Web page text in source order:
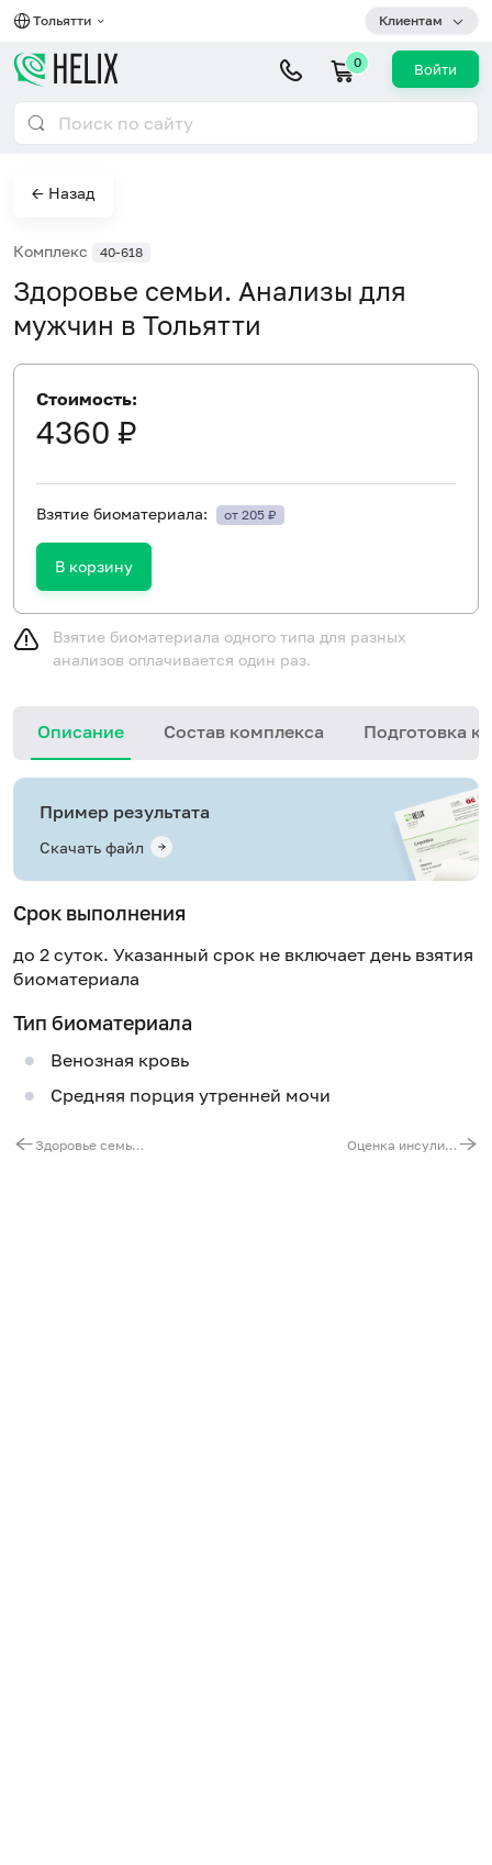
Тольятти Клиентам
0 Войти
← Назад
Комплекс 40-618
Здоровье семьи. Анализы для
мужчин в Тольятти
Стоимость:
4360 ₽
Взятие биоматериала: от 205 ₽
В корзину
Взятие биоматериала одного типа для разных
анализов оплачивается один раз.
Описание Состав комплекса Подготовка к
Пример результата
Скачать файл
Срок выполнения
до 2 суток. Указанный срок не включает день взятия
биоматериала
Тип биоматериала
Венозная кровь
Средняя порция утренней мочи
Здоровье семьи. Анализы для женщин Оценка инсулинорезистентности (индекс HOMA-IR)